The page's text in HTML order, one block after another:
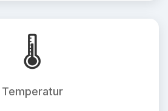
🌡️
Temperatur